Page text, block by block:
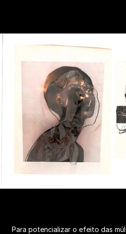
Para potencializar o efeito das